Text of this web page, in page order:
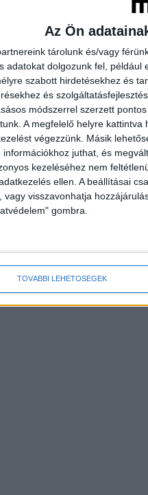
Az Ön
tárolunk és/vagy
adatokat dolgozunk fel,
szabott hirdetésekhez és
és
módszerrel szerzett
A megfelelő helyre
végezzünk. Másik
információkhoz juthat, és
kezeléséhez nem
ellen. A beállításai
vagy visszavonhatja
gombra.
TOVÁBBI LEHETŐSÉGEK
az elektromos autók mellett